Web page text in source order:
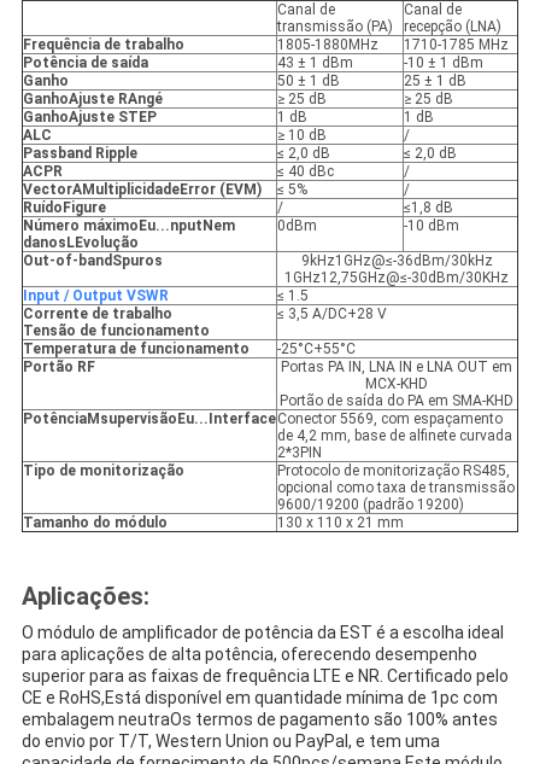
Canal de
transmissão (PA)
Canal de
recepção (LNA)
Frequência de trabalho
1805-1880MHz
1710-1785 MHz
Potência de saída
43 ± 1 dBm
-10 ± 1 dBm
Ganho
50 ± 1 dB
25 ± 1 dB
GanhoAjuste RAngé ≥ 25 dB
≥ 25 dB
GanhoAjuste STEP 1 dB
1 dB
ALC
≥ 10 dB
/
Passband Ripple
≤ 2,0 dB
≤ 2,0 dB
ACPR
≤ 40 dBc
/
VectorAMultiplicidadeError (EVM) ≤ 5%
/
Ruído Figure /
≤1,8 dB
Número máximo Eu...nput N em
danos LEvolução
0dBm -10 dBm
Out-of-band Spuros
9kHz1GHz@≤-36dBm/30kHz
1GHz12,75GHz@≤-30dBm/30KHz
Input / Output VSWR
≤ 1.5
Corrente de trabalho
Tensão de funcionamento
≤ 3,5 A/DC+28 V
Temperatura de funcionamento
-25°C+55°C
Portão RF
Portas PA IN, LNA IN e LNA OUT em
MCX-KHD
Portão de saída do PA em SMA-KHD
PotênciaM supervisão Eu... InterfaceConector 5569, com espaçamento
de 4,2 mm, base de alfinete curvada
2*3PIN
Tipo de monitorização
Protocolo de monitorização RS485,
opcional como taxa de transmissão
9600/19200 (padrão 19200)
Tamanho do módulo
130 x 110 x 21 mm
Aplicações:
O módulo de amplificador de potência da EST é a escolha ideal
para aplicações de alta potência, oferecendo desempenho
superior para as faixas de frequência LTE e NR. Certificado pelo
CE e RoHS,Está disponível em quantidade mínima de 1pc com
embalagem neutraOs termos de pagamento são 100% antes
do envio por T/T, Western Union ou PayPal, e tem uma